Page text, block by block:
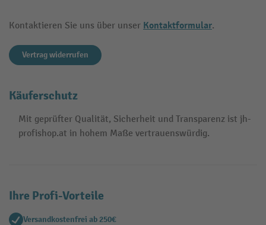
Kontaktieren Sie uns über unser Kontaktformular.
Vertrag widerrufen
Käuferschutz
Mit geprüfter Qualität, Sicherheit und Transparenz ist jh-
profishop.at in hohem Maße vertrauenswürdig.
Ihre Profi-Vorteile
Versandkostenfrei ab 250€